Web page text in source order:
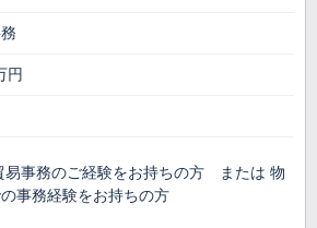
円
易事務のご経験をお持ちの方 または 物
事務経験をお持ちの方